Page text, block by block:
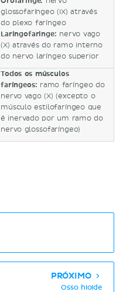
glossofaríngeo (IX) através
do plexo faríngeo
Laringofaringe: nervo vago
(X) através do ramo interno
do nervo laríngeo superior
Todos os músculos
faríngeos: ramo faríngeo do
nervo vago (X) (excepto o
músculo estilofaríngeo que
é inervado por um ramo do
nervo glossofaríngeo)
PRÓXIMO
Osso hioide